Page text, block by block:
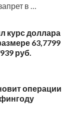
в …
курс доллара
63,7799
руб.
операции